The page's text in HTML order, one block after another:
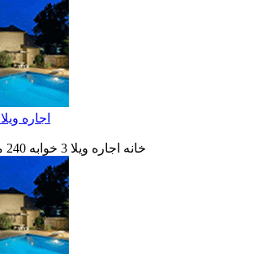
اجاره ويلا 160 متر تهران پونك
خانه اجاره ويلا 3 خوابه 240 متر زمین قابل تبديل